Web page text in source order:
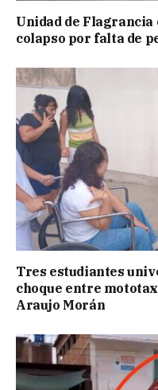
Unidad de Flagrancia
colapso por falta de
Tres estudiantes
choque entre
Araujo Morán